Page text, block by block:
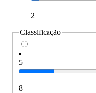
2
Classificação
5
8